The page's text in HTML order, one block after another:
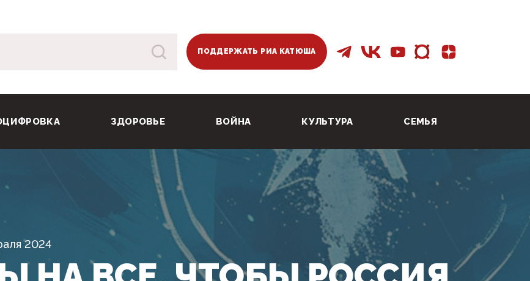
ПОДДЕРЖАТЬ РИА КАТЮША
ЗДОРОВЬЕ ВОЙНА КУЛЬТУРА СЕМЬЯ
2024